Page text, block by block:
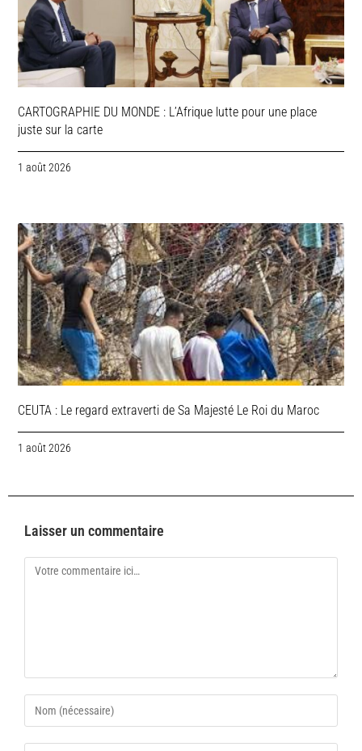
CARTOGRAPHIE DU MONDE : L’Afrique lutte pour une place
juste sur la carte
1 août 2026
CEUTA : Le regard extraverti de Sa Majesté Le Roi du Maroc
1 août 2026
Laisser un commentaire